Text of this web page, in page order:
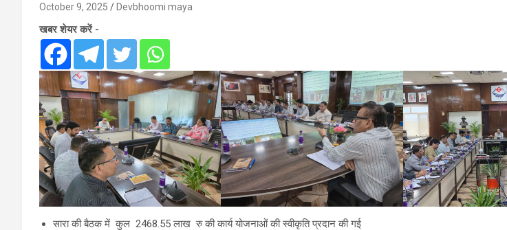
October 9, 2025 Devbhoomi maya
खबर शेयर करें -
सारा की बैठक में कुल 2468.55 लाख रु की कार्य योजनाओं की स्वीकृति प्रदान की गई